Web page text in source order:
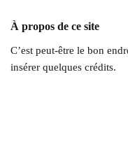
À propos de ce site
C’est peut-être le bon
insérer quelques crédits.